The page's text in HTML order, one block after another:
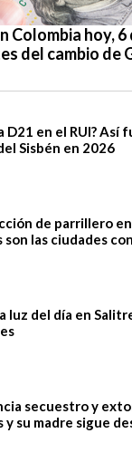
Colombia hoy,
del cambio de
D21 en el RUI? Así
Sisbén en 2026
de parrillero
son las ciudades
luz del día en
secuestro y
y su madre sigue